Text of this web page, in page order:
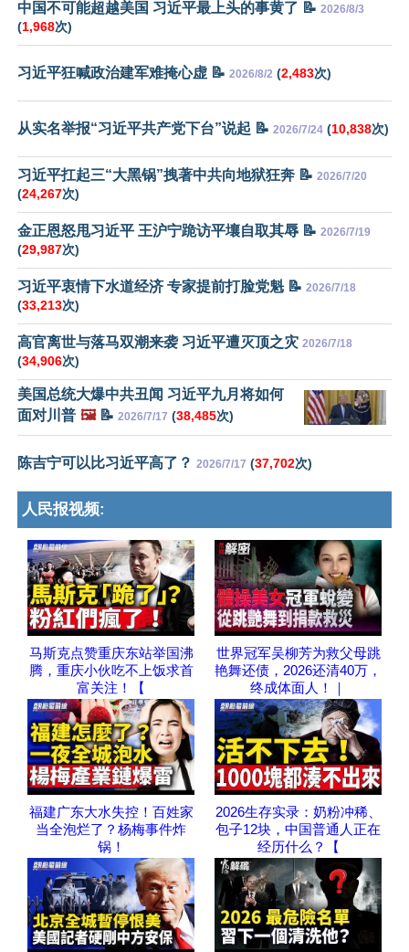
中国不可能超越美国 习近平最上头的事黄了 📝 2026/8/3
(1,968次)
习近平狂喊政治建军难掩心虚 📝 2026/8/2 (2,483次)
从实名举报“习近平共产党下台”说起 📝 2026/7/24 (10,838次)
习近平扛起三“大黑锅”拽著中共向地狱狂奔 📝 2026/7/20
(24,267次)
金正恩怒甩习近平 王沪宁跪访平壤自取其辱 📝 2026/7/19
(29,987次)
习近平衷情下水道经济 专家提前打脸党魁 📝 2026/7/18
(33,213次)
高官离世与落马双潮来袭 习近平遭灭顶之灾 2026/7/18
(34,906次)
美国总统大爆中共丑闻 习近平九月将如何
面对川普 🖼️📝 2026/7/17 (38,485次)
陈吉宁可以比习近平高了？ 2026/7/17 (37,702次)
人民报视频:
马斯克点赞重庆东站举国沸
腾，重庆小伙吃不上饭求首
富关注！【
世界冠军吴柳芳为救父母跳
艳舞还债，2026还清40万，
终成体面人！｜
福建广东大水失控！百姓家
当全泡烂了？杨梅事件炸
锅！
2026生存实录：奶粉冲稀、
包子12块，中国普通人正在
经历什么？【